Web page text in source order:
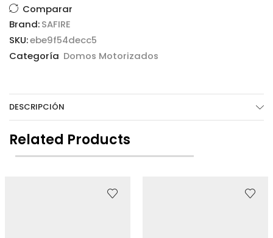
Comparar
Brand:SAFIRE
SKU:ebe9f54decc5
Categoría Domos Motorizados
DESCRIPCIÓN
Related Products